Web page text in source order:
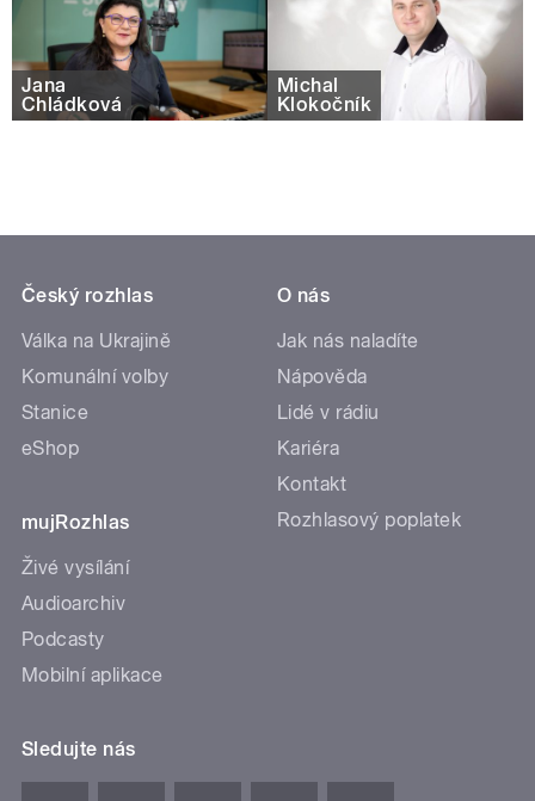
Jana
Chládková
Michal
Klokočník
Český rozhlas
Válka na Ukrajině
Komunální volby
Stanice
eShop
mujRozhlas
Živé vysílání
Audioarchiv
Podcasty
Mobilní aplikace
O nás
Jak nás naladíte
Nápověda
Lidé v rádiu
Kariéra
Kontakt
Rozhlasový poplatek
Sledujte nás